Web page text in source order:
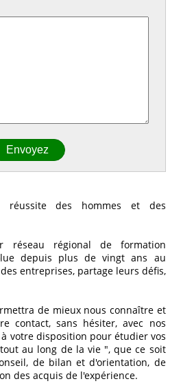
réussite des hommes et des
réseau régional de formation
depuis plus de vingt ans au
entreprises, partage leurs défis,
de mieux nous connaître et
contact, sans hésiter, avec nos
votre disposition pour étudier vos
au long de la vie ", que ce soit
de bilan et d'orientation, de
des acquis de l'expérience.